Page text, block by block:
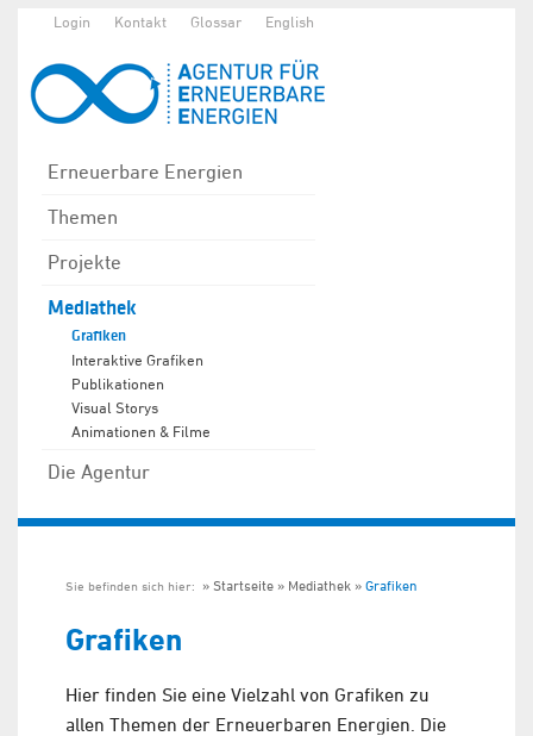
Login Kontakt Glossar English
Erneuerbare Energien
Themen
Projekte
Mediathek
Grafiken
Interaktive Grafiken
Publikationen
Visual Storys
Animationen & Filme
Die Agentur
Sie befinden sich hier: Startseite Mediathek Grafiken
Grafiken
Hier finden Sie eine Vielzahl von Grafiken zu
allen Themen der Erneuerbaren Energien. Die